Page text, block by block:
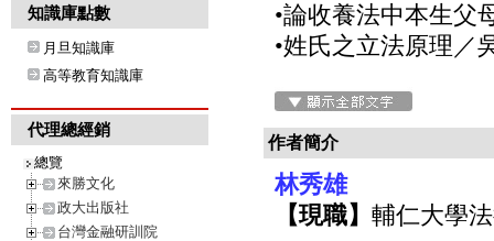
知識庫點數
月旦知識庫
高等教育知識庫
代理總經銷
總覽
來勝文化
政大出版社
台灣金融研訓院
•論收養法中本生父
•姓氏之立法原理／
作者簡介
林秀雄
【現職】 輔仁大學